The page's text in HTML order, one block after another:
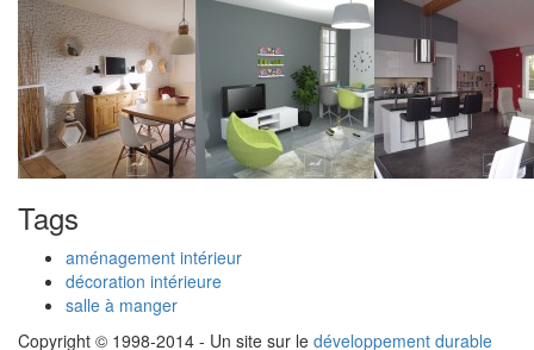
Tags
aménagement intérieur
décoration intérieure
salle à manger
Copyright © 1998-2014 - Un site sur le développement durable